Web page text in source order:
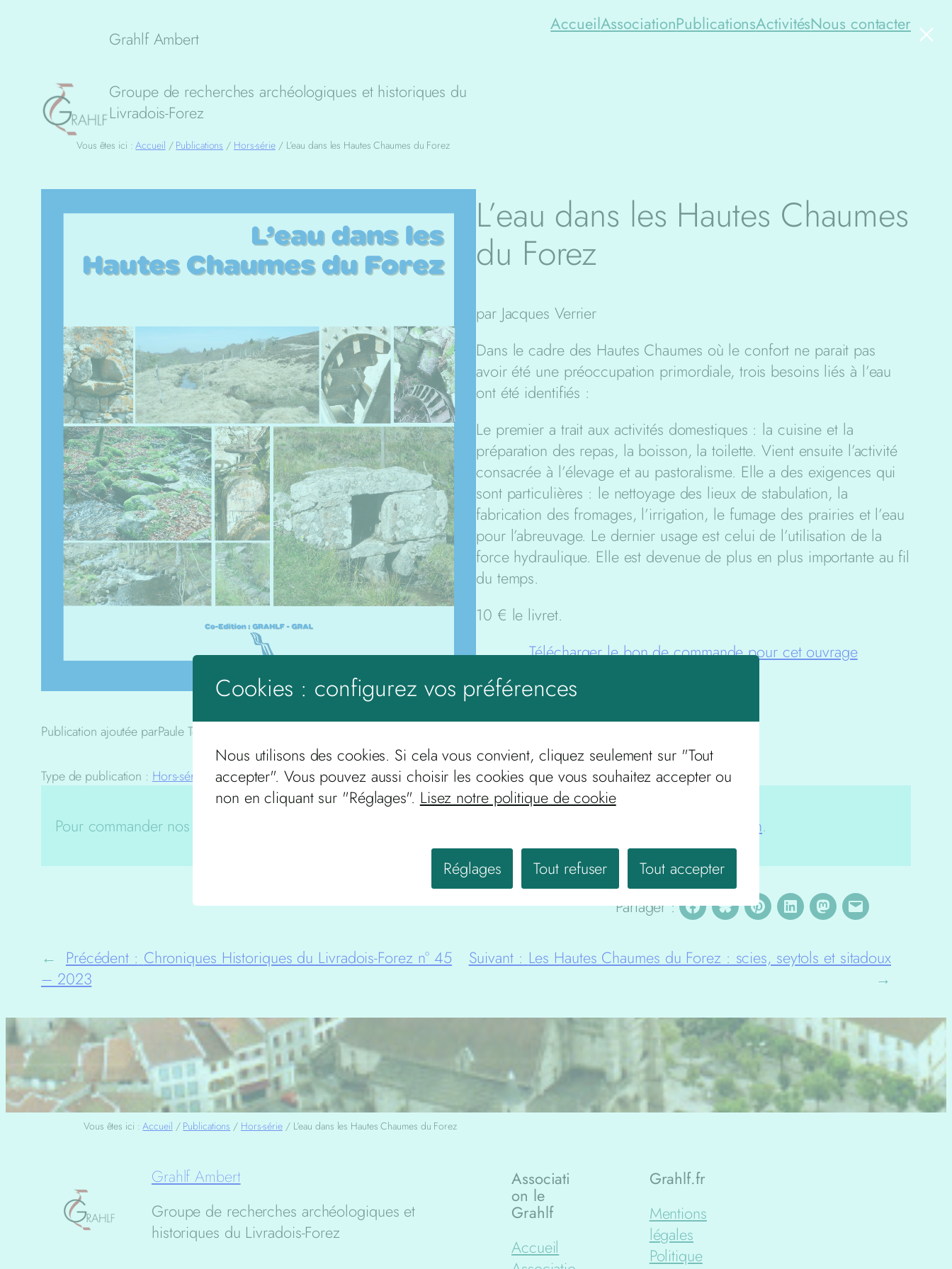
Grahlf Ambert
Groupe de recherches archéologiques et historiques du
Livradois-Forez
AccueilAssociationPublicationsActivitésNous contacter
Vous êtes ici :Accueil / Publications / Hors-série/ L’eau dans les Hautes Chaumes du Forez
Publication ajoutée parPaule Terras
Type de publication : Hors-série
L’eau dans les Hautes Chaumes
du Forez
par Jacques Verrier
Dans le cadre des Hautes Chaumes où le confort ne parait pas
avoir été une préoccupation primordiale, trois besoins liés à l’eau
ont été identifiés :
Le premier a trait aux activités domestiques : la cuisine et la
préparation des repas, la boisson, la toilette. Vient ensuite l’activité
consacrée à l’élevage et au pastoralisme. Elle a des exigences qui
sont particulières : le nettoyage des lieux de stabulation, la
fabrication des fromages, l’irrigation, le fumage des prairies et l’eau
pour l’abreuvage. Le dernier usage est celui de l’utilisation de la
force hydraulique. Elle est devenue de plus en plus importante au fil
du temps.
10 € le livret.
Télécharger le bon de commande pour cet ouvrage
Pour commander nos publications téléchargez et remplissez le formulaire que vous trouverez en suivant ce lien.
Partager :
← Précédent : Chroniques Historiques du Livradois-Forez n° 45
– 2023
Suivant : Les Hautes Chaumes du Forez : scies, seytols et sitadoux
→
Vous êtes ici :Accueil / Publications / Hors-série/ L’eau dans les Hautes Chaumes du Forez
Grahlf Ambert
Groupe de recherches archéologiques et
historiques du Livradois-Forez
Associati
on le
Grahlf
Accueil
Grahlf.fr
Mentions
légales
Politique
×
Cookies : configurez vos préférences
Nous utilisons des cookies. Si cela vous convient, cliquez seulement sur "Tout
accepter". Vous pouvez aussi choisir les cookies que vous souhaitez accepter ou
non en cliquant sur "Réglages". Lisez notre politique de cookie
Réglages Tout refuser Tout accepter